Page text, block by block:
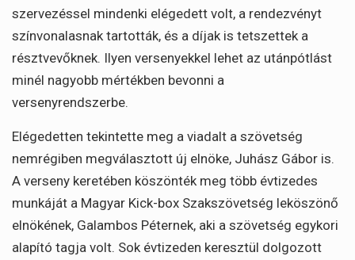
szervezéssel mindenki elégedett volt, a rendezvényt
színvonalasnak tartották, és a díjak is tetszettek a
résztvevőknek. Ilyen versenyekkel lehet az utánpótlást
minél nagyobb mértékben bevonni a
versenyrendszerbe.
Elégedetten tekintette meg a viadalt a szövetség
nemrégiben megválasztott új elnöke, Juhász Gábor is.
A verseny keretében köszönték meg több évtizedes
munkáját a Magyar Kick-box Szakszövetség leköszönő
elnökének, Galambos Péternek, aki a szövetség egykori
alapító tagja volt. Sok évtizeden keresztül dolgozott